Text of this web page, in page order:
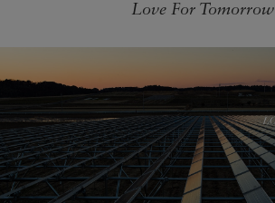
Love For Tomorrow